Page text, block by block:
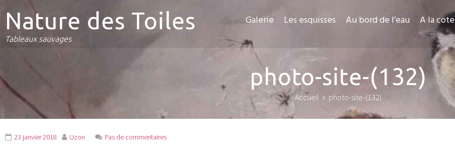
Nature des Toiles
Tableaux sauvages
Galerie Les esquisses Au bord de l’eau A la cote
photo-site-(132)
Accueil photo-site-(132)
23 janvier 2018 Uzon Pas de commentaires